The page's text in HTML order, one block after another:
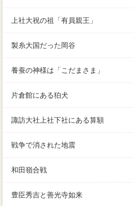
上社大祝の祖「有員親王」
製糸大国だった岡谷
養蚕の神様は「こだまさま」
片倉館にある狛犬
諏訪大社上社下社にある算額
戦争で消された地震
和田嶺合戦
豊臣秀吉と善光寺如来